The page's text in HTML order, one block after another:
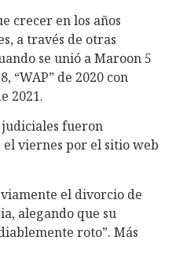
crecer en los años
a través de otras
se unió a Maroon 5
“WAP” de 2020 con
2021.
fueron
viernes por el sitio web
el divorcio de
alegando que su
roto”. Más